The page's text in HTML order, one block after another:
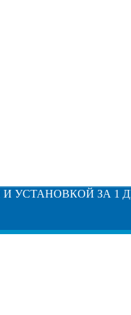
УСТАНОВКОЙ ЗА 1